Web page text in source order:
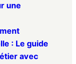
une
: Le guide
avec